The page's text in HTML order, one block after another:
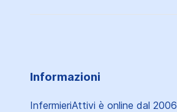
Informazioni
InfermieriAttivi è online dal 2006